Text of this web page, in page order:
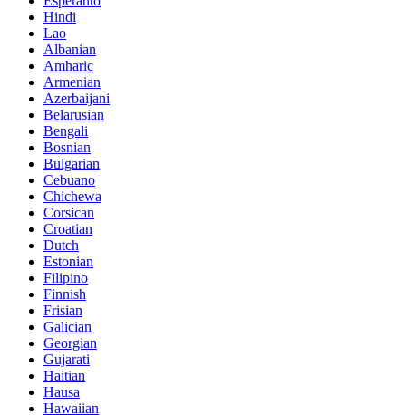
Hindi
Lao
Albanian
Amharic
Armenian
Azerbaijani
Belarusian
Bengali
Bosnian
Bulgarian
Cebuano
Chichewa
Corsican
Croatian
Dutch
Estonian
Filipino
Finnish
Frisian
Galician
Georgian
Gujarati
Haitian
Hausa
Hawaiian